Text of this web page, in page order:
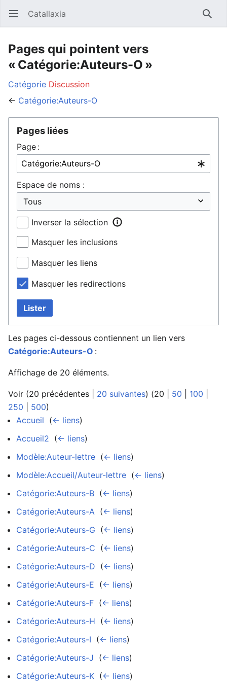
Ouvrir le menu principal Catallaxia
Pages qui pointent vers
« Catégorie:Auteurs-O »
Catégorie Discussion
← Catégorie:Auteurs-O
Pages liées
Page :
Espace de noms :
Inverser la sélection
Masquer les inclusions
Masquer les liens
Masquer les redirections
Lister
Les pages ci-dessous contiennent un lien vers
Catégorie:Auteurs-O :
Affichage de 20 éléments.
Voir (20 précédentes 20 suivantes) (20 50 100
250
500)
Accueil (← liens)
Accueil2 (← liens)
Modèle:Auteur-lettre (← liens)
Modèle:Accueil/Auteur-lettre (← liens)
Catégorie:Auteurs-B (← liens)
Catégorie:Auteurs-A (← liens)
Catégorie:Auteurs-G (← liens)
Catégorie:Auteurs-C (← liens)
Catégorie:Auteurs-D (← liens)
Catégorie:Auteurs-E (← liens)
Catégorie:Auteurs-F (← liens)
Catégorie:Auteurs-H (← liens)
Catégorie:Auteurs-I (← liens)
Catégorie:Auteurs-J (← liens)
Catégorie:Auteurs-K (← liens)